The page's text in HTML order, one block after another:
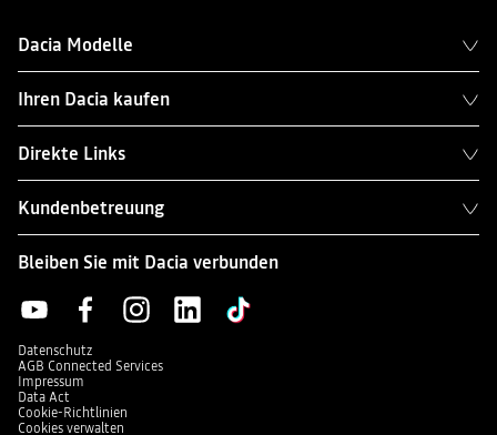
Dacia Modelle
Ihren Dacia kaufen
Direkte Links
Kundenbetreuung
Bleiben Sie mit Dacia verbunden
Datenschutz
AGB Connected Services
Impressum
Data Act
Cookie-Richtlinien
Cookies verwalten